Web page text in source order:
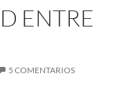
ENTRE
5 COMENTARIOS